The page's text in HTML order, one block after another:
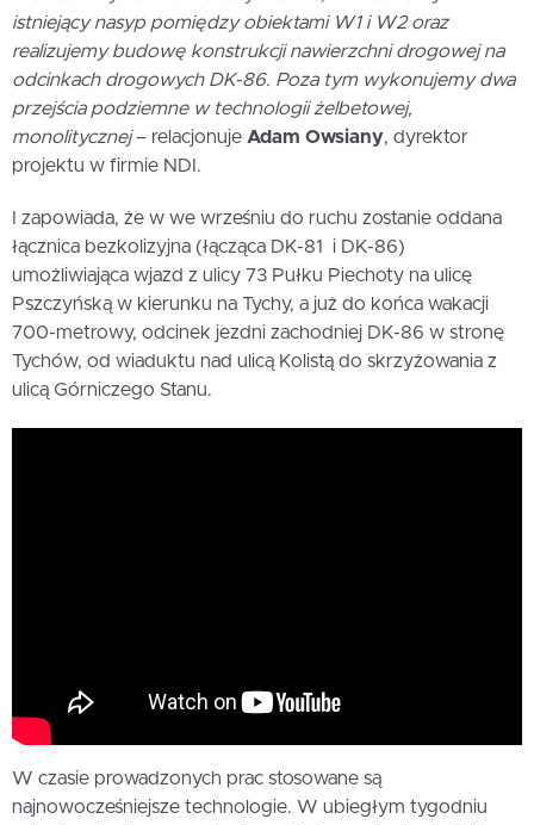
istniejący nasyp pomiędzy obiektami W1 i W2 oraz
realizujemy budowę konstrukcji nawierzchni drogowej na
odcinkach drogowych DK-86. Poza tym wykonujemy dwa
przejścia podziemne w technologii żelbetowej,
monolitycznej– relacjonuje Adam Owsiany, dyrektor
projektu w firmie NDI.
I zapowiada, że w we wrześniu do ruchu zostanie oddana
łącznica bezkolizyjna (łącząca DK-81 i DK-86)
umożliwiająca wjazd z ulicy 73 Pułku Piechoty na ulicę
Pszczyńską w kierunku na Tychy, a już do końca wakacji
700-metrowy, odcinek jezdni zachodniej DK-86 w stronę
Tychów, od wiaduktu nad ulicą Kolistą do skrzyżowania z
ulicą Górniczego Stanu.
W czasie prowadzonych prac stosowane są
najnowocześniejsze technologie. W ubiegłym tygodniu